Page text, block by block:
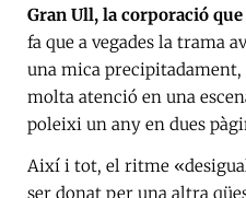
Gran Ull, la corporació
fa que a vegades la trama
una mica precipitadament,
molta atenció en una
poleixi un any en dues
Així i tot, el ritme
ser donat per una altra